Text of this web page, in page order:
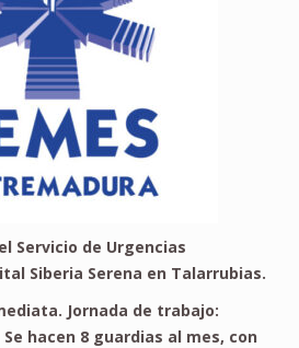
Servicio de Urgencias
Siberia Serena en Talarrubias.
Jornada de trabajo:
hacen 8 guardias al mes, con